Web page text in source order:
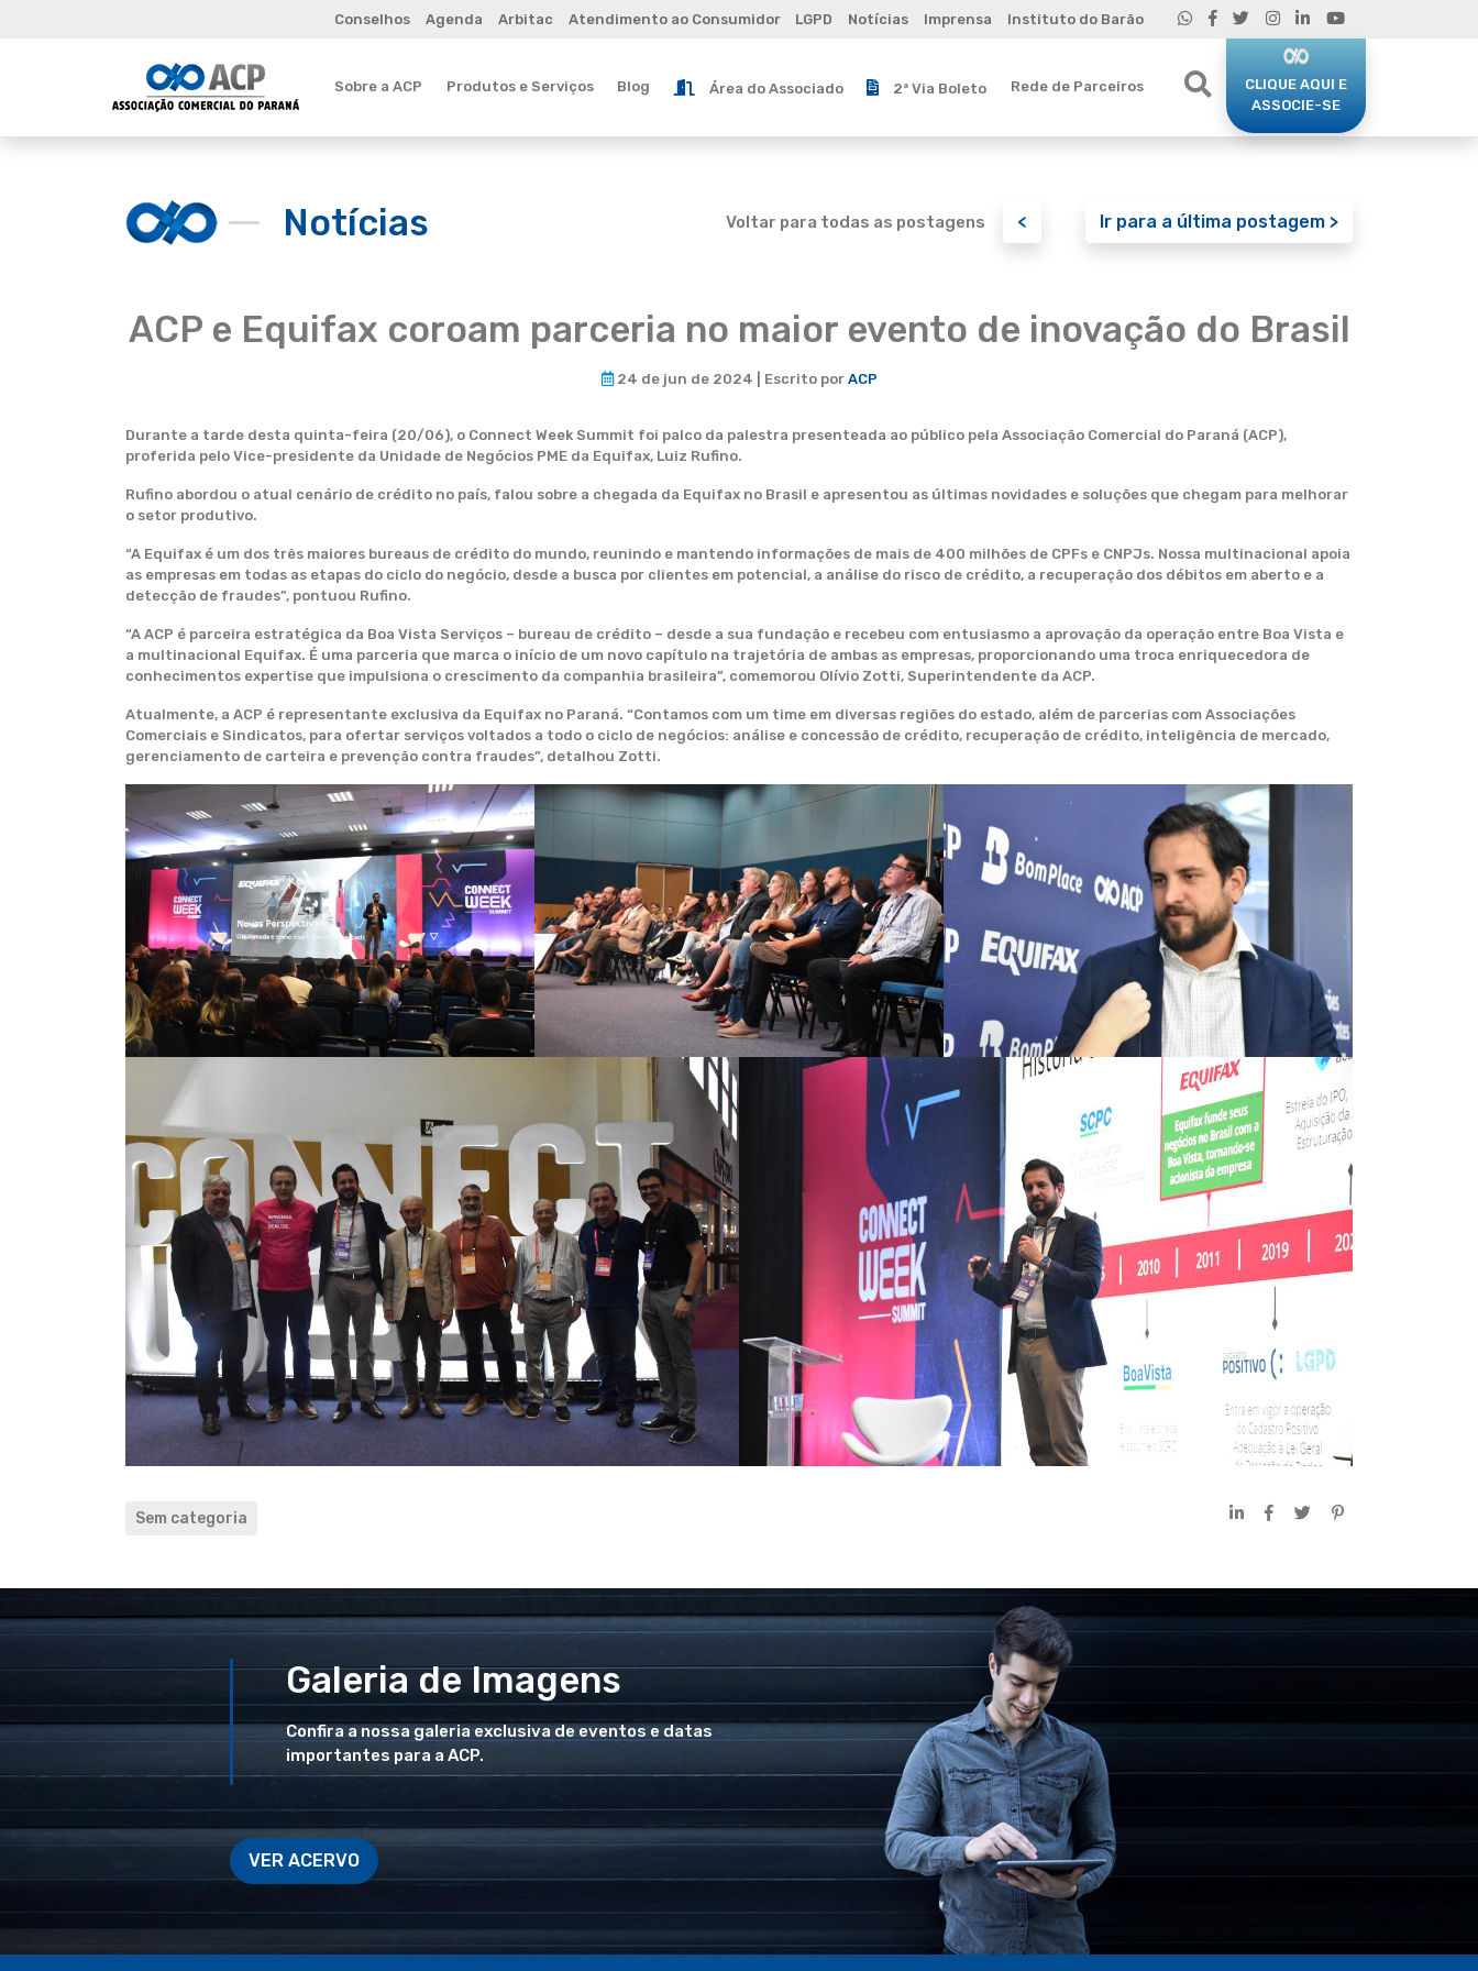
Conselhos Agenda Arbitac Atendimento ao Consumidor LGPD Notícias Imprensa Instituto do Barão
Sobre a ACP Produtos e Serviços Blog Área do Associado 2ª Via Boleto Rede de Parceiros
CLIQUE AQUI E
ASSOCIE-SE
Notícias Voltar para todas as postagens < Ir para a última postagem >
ACP e Equifax coroam parceria no maior evento de inovação do Brasil
24 de jun de 2024 | Escrito por ACP
Durante a tarde desta quinta-feira (20/06), o Connect Week Summit foi palco da palestra presenteada ao público pela Associação Comercial do Paraná (ACP),
proferida pelo Vice-presidente da Unidade de Negócios PME da Equifax, Luiz Rufino.
Rufino abordou o atual cenário de crédito no país, falou sobre a chegada da Equifax no Brasil e apresentou as últimas novidades e soluções que chegam para melhorar
o setor produtivo.
“A Equifax é um dos três maiores bureaus de crédito do mundo, reunindo e mantendo informações de mais de 400 milhões de CPFs e CNPJs. Nossa multinacional apoia
as empresas em todas as etapas do ciclo do negócio, desde a busca por clientes em potencial, a análise do risco de crédito, a recuperação dos débitos em aberto e a
detecção de fraudes”, pontuou Rufino.
“A ACP é parceira estratégica da Boa Vista Serviços – bureau de crédito – desde a sua fundação e recebeu com entusiasmo a aprovação da operação entre Boa Vista e
a multinacional Equifax. É uma parceria que marca o início de um novo capítulo na trajetória de ambas as empresas, proporcionando uma troca enriquecedora de
conhecimentos expertise que impulsiona o crescimento da companhia brasileira”, comemorou Olívio Zotti, Superintendente da ACP.
Atualmente, a ACP é representante exclusiva da Equifax no Paraná. “Contamos com um time em diversas regiões do estado, além de parcerias com Associações
Comerciais e Sindicatos, para ofertar serviços voltados a todo o ciclo de negócios: análise e concessão de crédito, recuperação de crédito, inteligência de mercado,
gerenciamento de carteira e prevenção contra fraudes”, detalhou Zotti.
Sem categoria
Galeria de Imagens
Confira a nossa galeria exclusiva de eventos e datas
importantes para a ACP.
VER ACERVO